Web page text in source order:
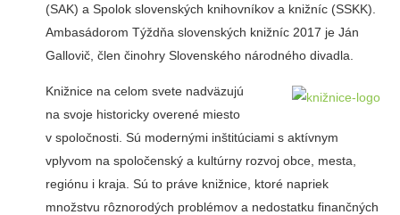
(SAK) a Spolok slovenských knihovníkov a knižníc (SSKK).
Ambasádorom Týždňa slovenských knižníc 2017 je Ján
Gallovič, člen činohry Slovenského národného divadla.
Knižnice na celom svete nadväzujú
na svoje historicky overené miesto
v spoločnosti. Sú modernými inštitúciami s aktívnym
vplyvom na spoločenský a kultúrny rozvoj obce, mesta,
regiónu i kraja. Sú to práve knižnice, ktoré napriek
množstvu rôznorodých problémov a nedostatku finančných